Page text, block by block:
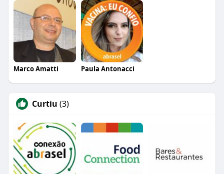
Marco Amatti Paula Antonacci
Curtiu (3)